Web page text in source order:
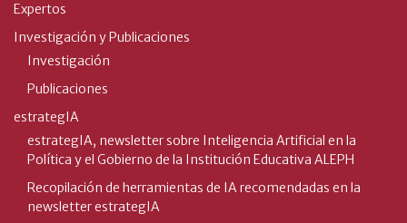
Expertos
Investigación y Publicaciones
Investigación
Publicaciones
estrategIA
estrategIA, newsletter sobre Inteligencia Artificial en la
Política y el Gobierno de la Institución Educativa ALEPH
Recopilación de herramientas de IA recomendadas en la
newsletter estrategIA